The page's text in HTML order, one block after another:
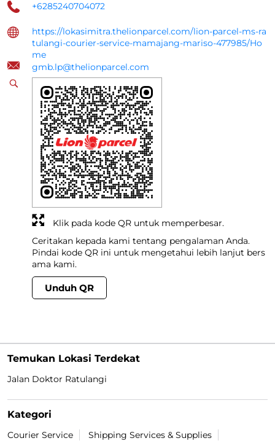
+6285240704072
https://lokasimitra.thelionparcel.com/lion-parcel-ms-ra
tulangi-courier-service-mamajang-mariso-477985/Ho
me
gmb.lp@thelionparcel.com
Ceritakan kepada kami tentang pengalaman Anda.
Pindai kode QR ini untuk mengetahui lebih lanjut bers
ama kami.
Unduh QR
Klik pada kode QR untuk memperbesar.
Temukan Lokasi Terdekat
Jalan Doktor Ratulangi
Kategori
Courier Service
Shipping Services & Supplies